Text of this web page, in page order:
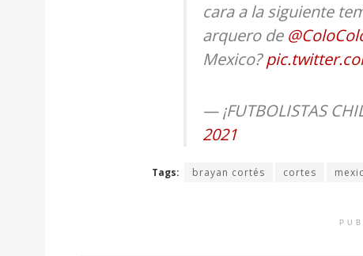
cara a la siguiente
arquero de
Mexico?
— ¡FUTBOLISTAS
2021
Tags: brayan cortés cortes